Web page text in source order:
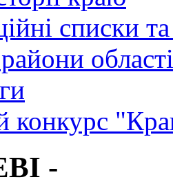
списки
області
конкурс
-